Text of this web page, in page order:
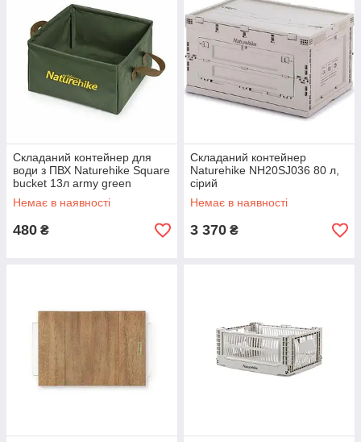
Складаний контейнер для
води з ПВХ Naturehike Square
bucket 13л army green
NH19SJ007
Немає в наявності
480 ₴
Складаний контейнер
Naturehike NH20SJ036 80 л,
сірий
Немає в наявності
3 370 ₴